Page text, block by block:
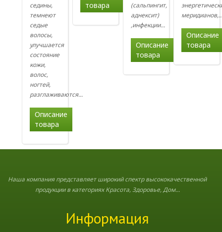
седины,
темнеют
седые
волосы,
улучшается
состояние
кожи,
волос,
ногтей,
разглаживаются...
Описание
товара
товара
(сальпингит,
аднексит)
,инфекции...
Описание
товара
Описание
товара
Наша компания представляет широкий спектр высококачественной
продукции в категориях Красота, Здоровье, Дом...
Информация